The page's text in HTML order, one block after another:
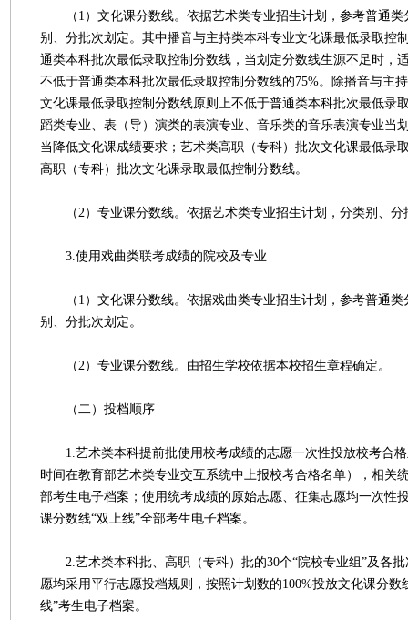
（1）文化课分数线。依据艺术类专业招生计划，参考普通类
别、分批次划定。其中播音与主持类本科专业文化课最低录取控
通类本科批次最低录取控制分数线，当划定分数线生源不足时，
不低于普通类本科批次最低录取控制分数线的75%。除播音与主
文化课最低录取控制分数线原则上不低于普通类本科批次最低录
蹈类专业、表（导）演类的表演专业、音乐类的音乐表演专业当
当降低文化课成绩要求；艺术类高职（专科）批次文化课最低录
高职（专科）批次文化课录取最低控制分数线。
（2）专业课分数线。依据艺术类专业招生计划，分类别、分
3.使用戏曲类联考成绩的院校及专业
（1）文化课分数线。依据戏曲类专业招生计划，参考普通类
别、分批次划定。
（2）专业课分数线。由招生学校依据本校招生章程确定。
（二）投档顺序
1.艺术类本科提前批使用校考成绩的志愿一次性投放校考合格
时间在教育部艺术类专业交互系统中上报校考合格名单），相关
部考生电子档案；使用统考成绩的原始志愿、征集志愿均一次性
课分数线“双上线”全部考生电子档案。
2.艺术类本科批、高职（专科）批的30个“院校专业组”及各批
愿均采用平行志愿投档规则，按照计划数的100%投放文化课分数
线”考生电子档案。